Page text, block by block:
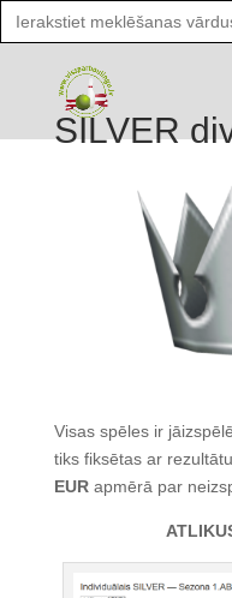
Search
for:
SILVER
Visas spēles ir jāizspēlē
tiks fiksētas ar rezultātu
EURapmērā par